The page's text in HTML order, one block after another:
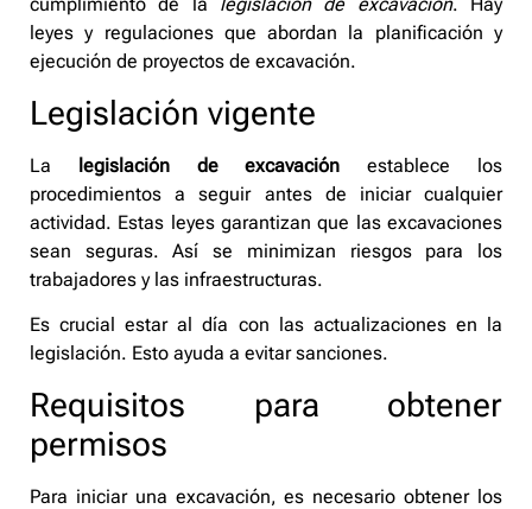
cumplimiento de la legislación de excavación. Hay
leyes y regulaciones que abordan la planificación y
ejecución de proyectos de excavación.
Legislación vigente
La legislación de excavación establece los
procedimientos a seguir antes de iniciar cualquier
actividad. Estas leyes garantizan que las excavaciones
sean seguras. Así se minimizan riesgos para los
trabajadores y las infraestructuras.
Es crucial estar al día con las actualizaciones en la
legislación. Esto ayuda a evitar sanciones.
Requisitos para obtener
permisos
Para iniciar una excavación, es necesario obtener los